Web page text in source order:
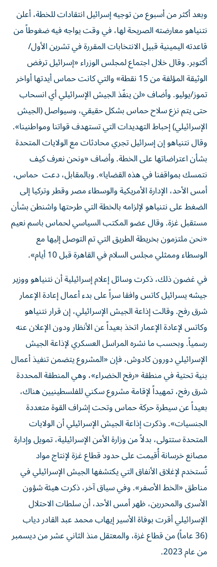
وبعد أكثر من أسبوع من توجيه إسرائيل انتقادات للخطة، أعلن
نتنياهو معارضته الصريحة لها، في وقت يواجه فيه ضغوطاً من
قاعدته اليمينية قبيل الانتخابات المقررة في تشرين الأول/
أكتوبر. وقال خلال اجتماع لمجلس الوزراء «إسرائيل ترفض
الوثيقة المؤلفة من 15 نقطة» والتي كانت حماس أيدتها أواخر
تموز/يوليو. وأضاف «لن ينفّذ الجيش الإسرائيلي أي انسحاب
حتى يتم نزع سلاح حماس بشكل حقيقي، وسيواصل (الجيش
الإسرائيلي) إحباط التهديدات التي تستهدف قواتنا ومواطنينا».
وقال نتنياهو إن إسرائيل تجري محادثات مع الولايات المتحدة
بشأن اعتراضاتها على الخطة. وأضاف «ونحن نعرف كيف
نتمسك بمواقفنا في هذه القضايا». وبالمقابل، دعت حماس،
أمس الأحد، الإدارة الأمريكية والوسطاء مصر وقطر وتركيا إلى
الضغط على نتنياهو لإلزامه بالخطة التي طرحتها واشنطن بشأن
مستقبل غزة. وقال عضو المكتب السياسي لحماس باسم نعيم
«نحن ملتزمون بخريطة الطريق التي تم التوصل إليها مع
الوسطاء وممثلي مجلس السلام في القاهرة قبل 10 أيام».
في غضون ذلك، ذكرت وسائل إعلام إسرائيلية أن نتنياهو ووزير
جيشه يسرائيل كاتس وافقا سراً على بدء أعمال إعادة الإعمار
شرق رفح. وقالت إذاعة الجيش الإسرائيلي، إن قرار نتنياهو
وكاتس لإعادة الإعمار اتخذ بعيداً عن الأنظار ودون الإعلان عنه
رسمياً. وبحسب ما نشره المراسل العسكري لإذاعة الجيش
الإسرائيلي دورون كادوش، فإن «المشروع يتضمن تنفيذ أعمال
بنية تحتية في منطقة «رفح الخضراء»، وهي المنطقة المحددة
شرق رفح، تمهيداً لإقامة مشروع سكني للفلسطينيين هناك،
بعيداً عن سيطرة حركة حماس وتحت إشراف القوة متعددة
الجنسيات». وذكرت إذاعة الجيش الإسرائيلي أن ​الولايات
المتحدة​ ستتولى، بدلاً من وزارة الأمن الإسرائيلية، تمويل وإدارة
مصانع خرسانة أُقيمت على حدود ​قطاع غزة​ لإنتاج مواد
تُستخدم لإغلاق الأنفاق التي يكتشفها الجيش الإسرائيلي في
مناطق «الخط الأصفر». وفي سياق آخر، ذكرت هيئة شؤون
الأسرى والمحررين، ظهر أمس الأحد، أن سلطات الاحتلال
الإسرائيلي أقرت بوفاة الأسير إيهاب محمد عبد القادر دياب
(36 عاماً) من قطاع غزة، والمعتقل منذ الثاني عشر من ديسمبر
من عام 2023.